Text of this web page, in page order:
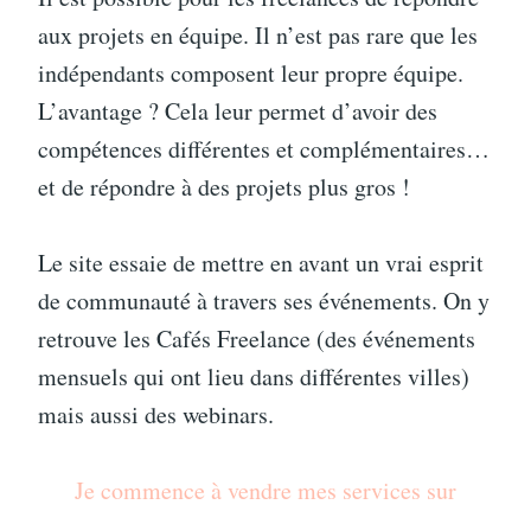
aux projets en équipe. Il n’est pas rare que les
indépendants composent leur propre équipe.
L’avantage ? Cela leur permet d’avoir des
compétences différentes et complémentaires…
et de répondre à des projets plus gros !
Le site essaie de mettre en avant un vrai esprit
de communauté à travers ses événements. On y
retrouve les Cafés Freelance (des événements
mensuels qui ont lieu dans différentes villes)
mais aussi des webinars.
Je commence à vendre mes services sur